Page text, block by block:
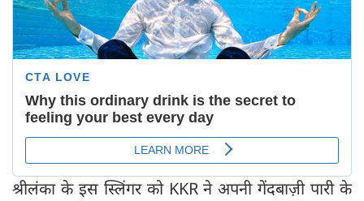
श्रीलंका के इस स्लिंगर को KKR ने अपनी गेंदबाज़ी पारी के